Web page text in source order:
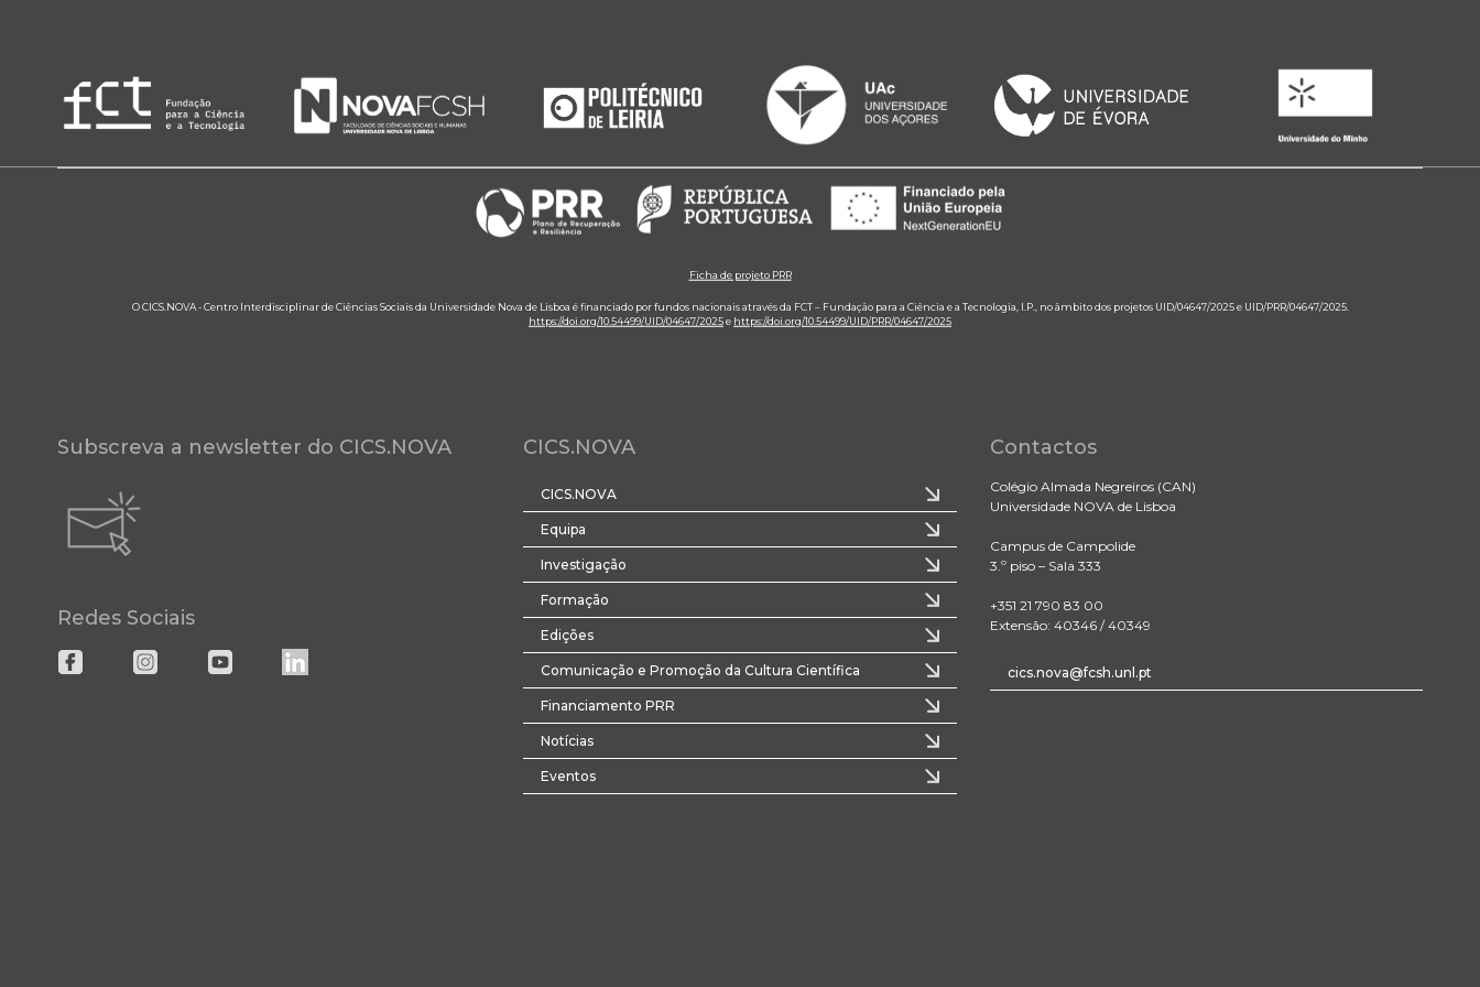
Ficha de projeto PRR
O CICS.NOVA - Centro Interdisciplinar de Ciências Sociais da Universidade Nova de Lisboa é financiado por fundos nacionais através da FCT – Fundação para a Ciência e a Tecnologia, I.P., no âmbito dos projetos UID/04647/2025 e UID/PRR/04647/2025.
https://doi.org/10.54499/UID/04647/2025e https://doi.org/10.54499/UID/PRR/04647/2025
Subscreva a newsletter do CICS.NOVA
Redes Sociais
CICS.NOVA
CICS.NOVA
Equipa
Investigação
Formação
Edições
Comunicação e Promoção da Cultura Científica
Financiamento PRR
Notícias
Eventos
Contactos
Colégio Almada Negreiros (CAN)
Universidade NOVA de Lisboa
Campus de Campolide
3.º piso – Sala 333
+351 21 790 83 00
Extensão: 40346 / 40349
cics.nova@fcsh.unl.pt